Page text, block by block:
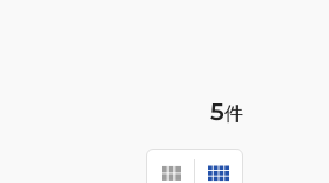
5件